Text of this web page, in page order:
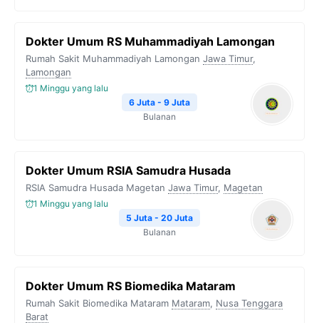
Dokter Umum RS Muhammadiyah Lamongan
Rumah Sakit Muhammadiyah Lamongan Jawa Timur,
Lamongan
1 Minggu yang lalu
6 Juta - 9 Juta
Bulanan
Dokter Umum RSIA Samudra Husada
RSIA Samudra Husada Magetan Jawa Timur, Magetan
1 Minggu yang lalu
5 Juta - 20 Juta
Bulanan
Dokter Umum RS Biomedika Mataram
Rumah Sakit Biomedika Mataram Mataram, Nusa Tenggara
Barat